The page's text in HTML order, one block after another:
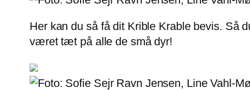
Her kan du så få dit Krible Krable bevis. Så
været tæt på alle de små dyr!